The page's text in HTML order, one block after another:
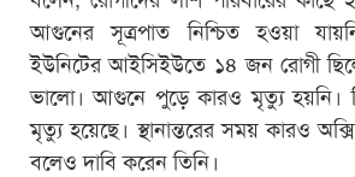
আগুনের সূত্রপাত নিশ্চিত হওয়া
ইউনিটের আইসিইউতে ১৪ জন রোগী
ভালো। আগুনে পুড়ে কারও মৃত্যু হয়নি।
মৃত্যু হয়েছে। স্থানান্তরের সময় কারও
বলেও দাবি করেন তিনি।